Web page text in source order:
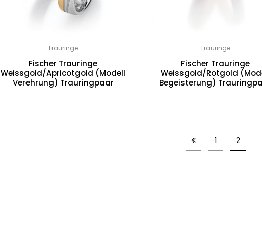
Trauringe
Fischer Trauringe
Weissgold/Apricotgold (Modell
Verehrung) Trauringpaar
Trauringe
Fischer Trauringe
Weissgold/Rotgold
Begeisterung)
1 2